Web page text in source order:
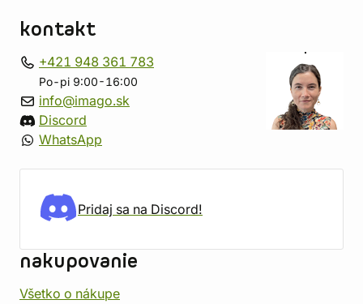
kontakt
+421 948 361 783
Po-pi 9:00-16:00
info@imago.sk
Discord
WhatsApp
Pridaj sa na Discord!
nakupovanie
Všetko o nákupe